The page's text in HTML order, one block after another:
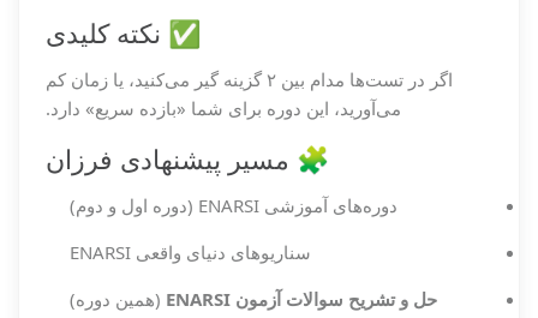
✅ نکته کلیدی
اگر در تست‌ها مدام بین ۲ گزینه گیر می‌کنید، یا زمان کم
می‌آورید، این دوره برای شما «بازده سریع» دارد.
🧩 مسیر پیشنهادی فرزان
دوره‌های آموزشی ENARSI (دوره اول و دوم)
سناریوهای دنیای واقعی ENARSI
حل و تشریح سوالات آزمون ENARSI
(همین دوره)